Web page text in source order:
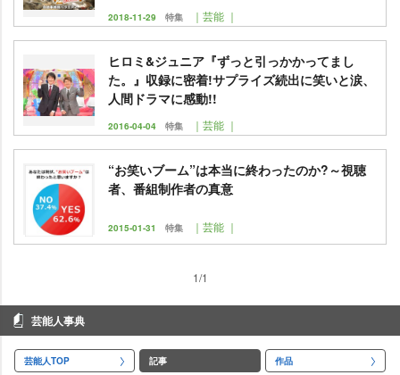
2018-11-29 特集 ｜芸能 ｜
ヒロミ&ジュニア『ずっと引っかかってまし
た。』収録に密着!サプライズ続出に笑いと涙、
人間ドラマに感動!!
2016-04-04 特集 ｜芸能 ｜
“お笑いブーム”は本当に終わったのか?～視聴
者、番組制作者の真意
2015-01-31 特集 ｜芸能 ｜
1/1
芸能人事典
芸能人TOP 記事 作品